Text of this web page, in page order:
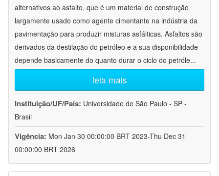
alternativos ao asfalto, que é um material de construção
largamente usado como agente cimentante na indústria da
pavimentação para produzir misturas asfálticas. Asfaltos são
derivados da destilação do petróleo e a sua disponibilidade
depende basicamente do quanto durar o ciclo do petróle...
leia mais
Instituição/UF/País: Universidade de São Paulo - SP -
Brasil
Vigência: Mon Jan 30 00:00:00 BRT 2023-Thu Dec 31
00:00:00 BRT 2026